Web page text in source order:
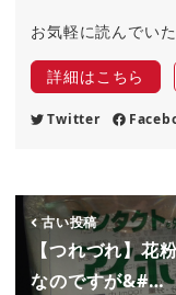
お気軽に読んでい
詳細はこちら
Twitter
古い投稿
【つれづれ】花
なのですが&#…